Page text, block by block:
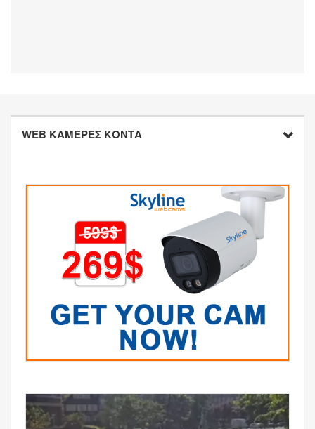
WEB ΚΑΜΕΡΕΣ ΚΟΝΤΑ